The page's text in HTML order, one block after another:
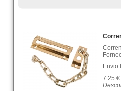
Envio
7.25 €